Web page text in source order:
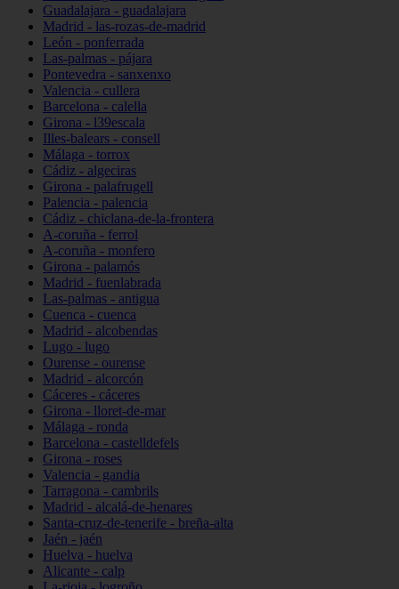
Guadalajara - guadalajara
Madrid - las-rozas-de-madrid
León - ponferrada
Las-palmas - pájara
Pontevedra - sanxenxo
Valencia - cullera
Barcelona - calella
Girona - l39escala
Illes-balears - consell
Málaga - torrox
Cádiz - algeciras
Girona - palafrugell
Palencia - palencia
Cádiz - chiclana-de-la-frontera
A-coruña - ferrol
A-coruña - monfero
Girona - palamós
Madrid - fuenlabrada
Las-palmas - antigua
Cuenca - cuenca
Madrid - alcobendas
Lugo - lugo
Ourense - ourense
Madrid - alcorcón
Cáceres - cáceres
Girona - lloret-de-mar
Málaga - ronda
Barcelona - castelldefels
Girona - roses
Valencia - gandia
Tarragona - cambrils
Madrid - alcalá-de-henares
Santa-cruz-de-tenerife - breña-alta
Jaén - jaén
Huelva - huelva
Alicante - calp